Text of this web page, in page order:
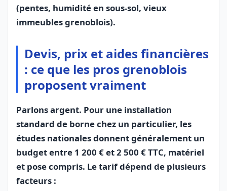
(pentes, humidité en sous-sol, vieux
immeubles grenoblois).
Devis, prix et aides financières
: ce que les pros grenoblois
proposent vraiment
Parlons argent. Pour une installation
standard de borne chez un particulier, les
études nationales donnent généralement un
budget entre 1 200 € et 2 500 € TTC, matériel
et pose compris. Le tarif dépend de plusieurs
facteurs :